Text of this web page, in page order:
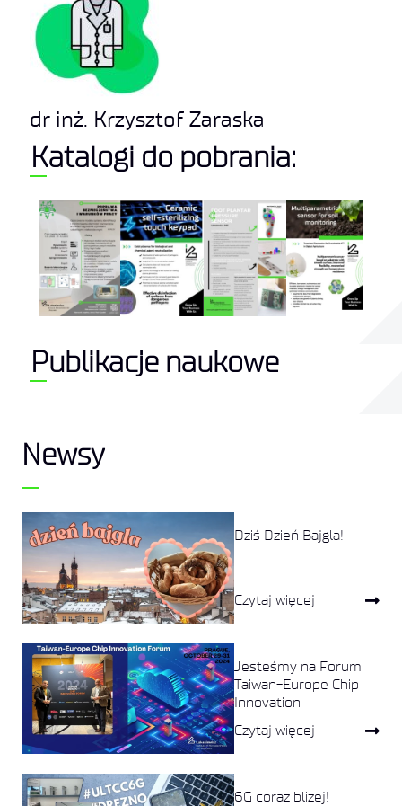
dr inż. Krzysztof Zaraska
Katalogi do pobrania:
Publikacje naukowe
Newsy
Dziś Dzień Bajgla!
Czytaj więcej
Jesteśmy na Forum
Taiwan-Europe Chip
Innovation
Czytaj więcej
6G coraz bliżej!